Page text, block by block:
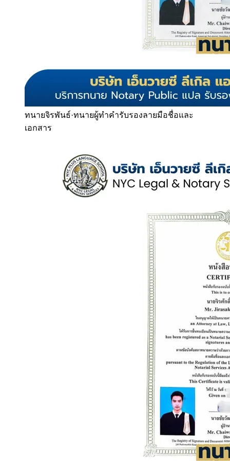
ทนายจิรพันธ์·ทนายผู้ทำคำรับรองลายมือชื่อและ
เอกสาร